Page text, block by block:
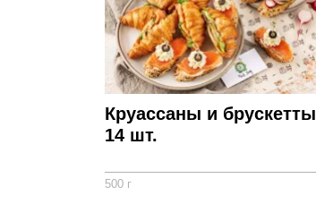
Круассаны и брускетты
14 шт.
500 г